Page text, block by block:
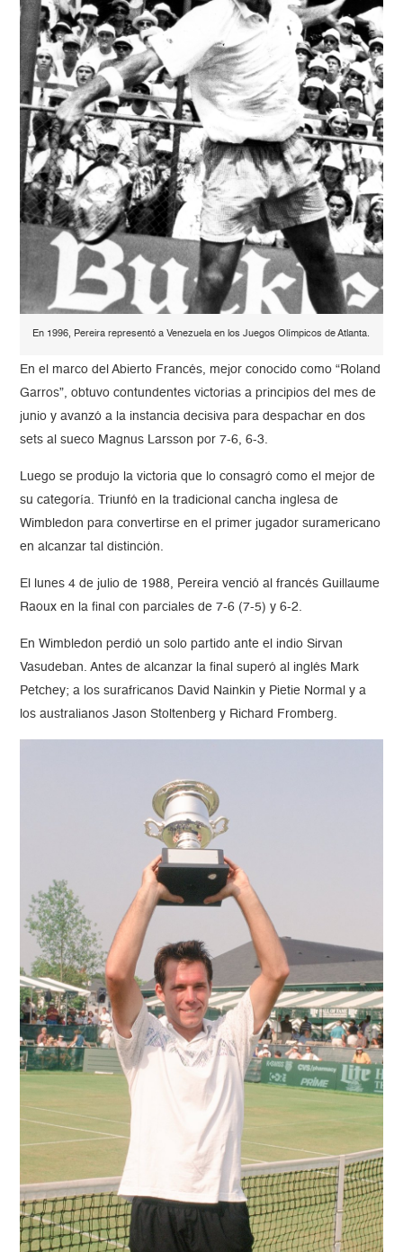
En 1996, Pereira representó a Venezuela en los Juegos Olímpicos de Atlanta.
En el marco del Abierto Francés, mejor conocido como “Roland
Garros”, obtuvo contundentes victorias a principios del mes de
junio y avanzó a la instancia decisiva para despachar en dos
sets al sueco Magnus Larsson por 7-6, 6-3.
Luego se produjo la victoria que lo consagró como el mejor de
su categoría. Triunfó en la tradicional cancha inglesa de
Wimbledon para convertirse en el primer jugador suramericano
en alcanzar tal distinción.
El lunes 4 de julio de 1988, Pereira venció al francés Guillaume
Raoux en la final con parciales de 7-6 (7-5) y 6-2.
En Wimbledon perdió un solo partido ante el indio Sirvan
Vasudeban. Antes de alcanzar la final superó al inglés Mark
Petchey; a los surafricanos David Nainkin y Pietie Normal y a
los australianos Jason Stoltenberg y Richard Fromberg.